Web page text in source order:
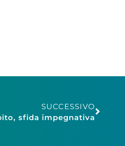
SUCCESSIVO
sfida impegnativa